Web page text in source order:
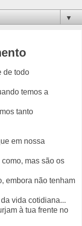
▼
de todo
temos a
tanto
em nossa
mas são os
embora não tenham
vida cotidiana...
à tua frente no